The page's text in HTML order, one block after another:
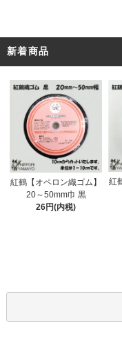
新着商品
紅鶴【オペロン織ゴム】
20～50mm巾 黒
26円(内税)
紅